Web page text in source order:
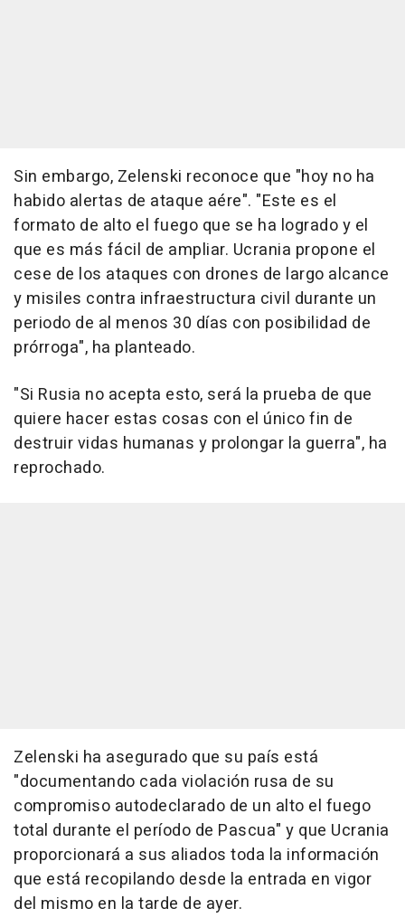
Sin embargo, Zelenski reconoce que "hoy no ha
habido alertas de ataque aére". "Este es el
formato de alto el fuego que se ha logrado y el
que es más fácil de ampliar. Ucrania propone el
cese de los ataques con drones de largo alcance
y misiles contra infraestructura civil durante un
periodo de al menos 30 días con posibilidad de
prórroga", ha planteado.
"Si Rusia no acepta esto, será la prueba de que
quiere hacer estas cosas con el único fin de
destruir vidas humanas y prolongar la guerra", ha
reprochado.
Zelenski ha asegurado que su país está
"documentando cada violación rusa de su
compromiso autodeclarado de un alto el fuego
total durante el período de Pascua" y que Ucrania
proporcionará a sus aliados toda la información
que está recopilando desde la entrada en vigor
del mismo en la tarde de ayer.